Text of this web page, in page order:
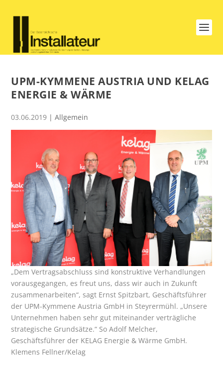
UPM-KYMMENE AUSTRIA UND KELAG
ENERGIE & WÄRME
03.06.2019 | Allgemein
„Dem Vertragsabschluss sind konstruktive Verhandlungen
vorausgegangen, es freut uns, dass wir auch in Zukunft
zusammenarbeiten“, sagt Ernst Spitzbart, Geschäftsführer
der UPM-Kymmene Austria GmbH in Steyrermühl. „Unsere
Unternehmen haben sehr gut miteinander verträgliche
strategische Grundsätze.“ So Adolf Melcher,
Geschäftsführer der KELAG Energie & Wärme GmbH.
Klemens Fellner/Kelag